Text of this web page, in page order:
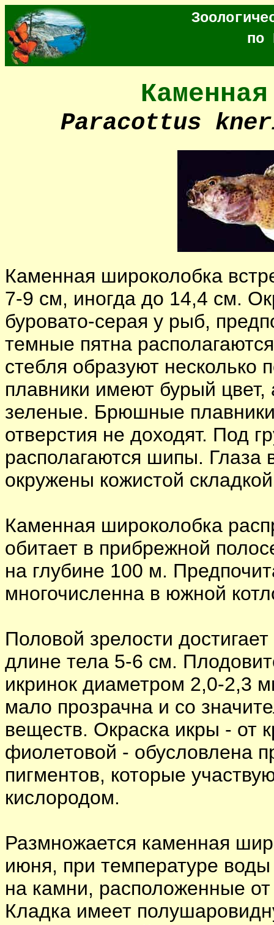
по
Paracottus
Каменная широколобка
7-9 см, иногда до 14,4 см.
буровато-серая у рыб,
темные пятна
стебля образуют
плавники имеют бурый
зеленые. Брюшные
отверстия не доходят. Под
располагаются шипы.
окружены кожистой
Каменная широколобка
обитает в прибрежной
на глубине 100 м.
многочисленна в южной
Половой зрелости
длине тела 5-6 см.
икринок диаметром 2,0-2,3
мало прозрачна и со
веществ. Окраска икры - от
фиолетовой - обусловлена
пигментов, которые
кислородом.
Размножается каменная
июня, при температуре
на камни, расположенные
Кладка имеет